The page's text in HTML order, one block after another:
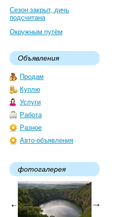
Сезон закрыт, дичь
подсчитана
Окружным путём
Объявления
Продам
Куплю
Услуги
Работа
Разное
Авто-объявления
фотогалерея